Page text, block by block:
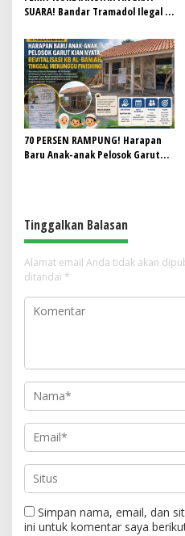
SUARA! Bandar Tramadol Ilegal di
Jangan Biarkan Masa Depan Anak
Bangsa Hancur
70 PERSEN RAMPUNG! Harapan
Baru Anak-anak Pelosok Garut
Tinggalkan Balasan
Alamat email Anda tidak akan
ditandai *
Simpan nama, email, dan
ini untuk komentar saya